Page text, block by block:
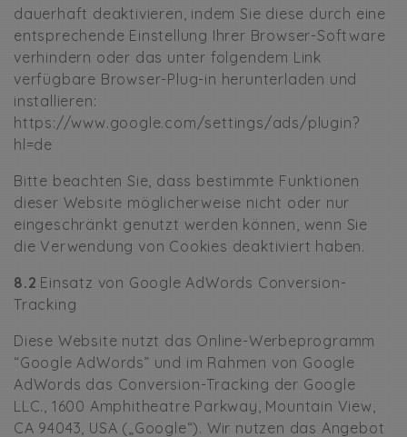
dauerhaft deaktivieren, indem Sie diese durch eine
entsprechende Einstellung Ihrer Browser-Software
verhindern oder das unter folgendem Link
verfügbare Browser-Plug-in herunterladen und
installieren:
https://www.google.com/settings/ads/plugin?
hl=de
Bitte beachten Sie, dass bestimmte Funktionen
dieser Website möglicherweise nicht oder nur
eingeschränkt genutzt werden können, wenn Sie
die Verwendung von Cookies deaktiviert haben.
8.2 Einsatz von Google AdWords Conversion-
Tracking
Diese Website nutzt das Online-Werbeprogramm
“Google AdWords” und im Rahmen von Google
AdWords das Conversion-Tracking der Google
LLC., 1600 Amphitheatre Parkway, Mountain View,
CA 94043, USA („Google“). Wir nutzen das Angebot